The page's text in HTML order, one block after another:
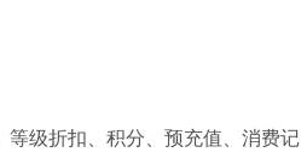
级折扣、积分、预充值、消费记